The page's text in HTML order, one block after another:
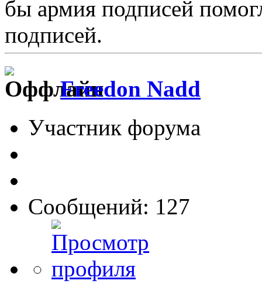
бы армия подписей
подписей.
Freedon Nadd
Участник форума
Сообщений: 127